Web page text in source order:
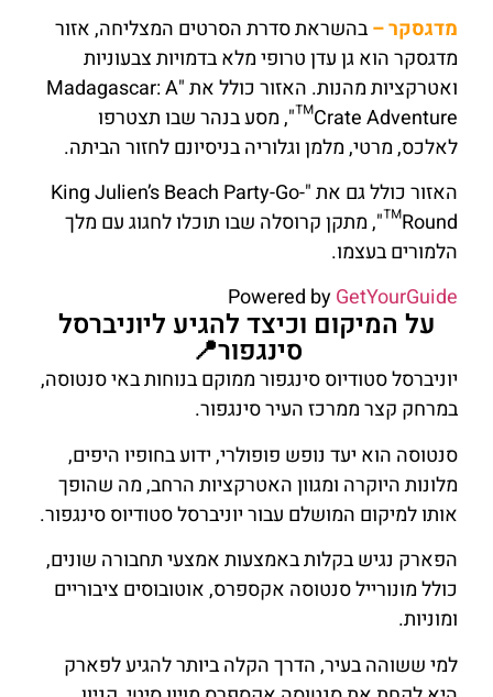
מדגסקר –בהשראת סדרת הסרטים המצליחה, אזור
מדגסקר הוא גן עדן טרופי מלא בדמויות צבעוניות
ואטרקציות מהנות. האזור כולל את "Madagascar: A
Crate Adventure™", מסע בנהר שבו תצטרפו
לאלכס, מרטי, מלמן וגלוריה בניסיונם לחזור הביתה.
האזור כולל גם את "King Julien’s Beach Party-Go-
Round™", מתקן קרוסלה שבו תוכלו לחגוג עם מלך
הלמורים בעצמו.
Powered byGetYourGuide
על המיקום וכיצד להגיע ליוניברסל
סינגפור📍
יוניברסל סטודיוס סינגפור ממוקם בנוחות באי סנטוסה,
במרחק קצר ממרכז העיר סינגפור.
סנטוסה הוא יעד נופש פופולרי, ידוע בחופיו היפים,
מלונות היוקרה ומגוון האטרקציות הרחב, מה שהופך
אותו למיקום המושלם עבור יוניברסל סטודיוס סינגפור.
הפארק נגיש בקלות באמצעות אמצעי תחבורה שונים,
כולל מונורייל סנטוסה אקספרס, אוטובוסים ציבוריים
ומוניות.
למי ששוהה בעיר, הדרך הקלה ביותר להגיע לפארק